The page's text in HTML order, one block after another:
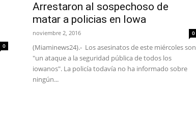
0
Arrestaron al sospechoso de
matar a policias en Iowa
noviembre 2, 2016 0
(Miaminews24).- Los asesinatos de este miércoles son
"un ataque a la seguridad pública de todos los
iowanos". La policía todavía no ha informado sobre
ningún...